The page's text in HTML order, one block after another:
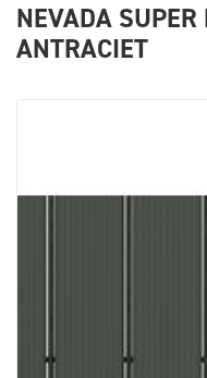
NEVADA
ANTRACIET